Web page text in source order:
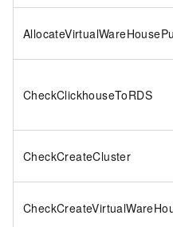
CheckClickhouseToRDS
CheckCreateCluster